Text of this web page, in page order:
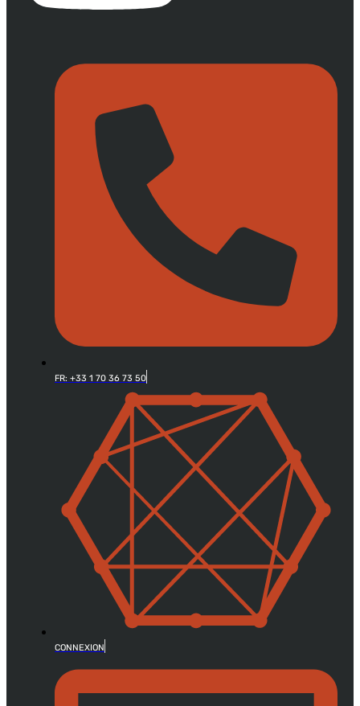
FR: +33 1 70 36 73 50
CONNEXION